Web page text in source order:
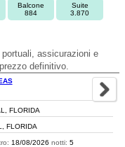
Balcone
884
Suite
3.870
assicurazioni e
definitivo.
FLORIDA
FLORIDA
18/08/2026 notti: 5